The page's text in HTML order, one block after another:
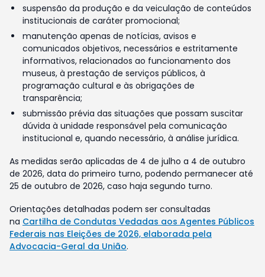
suspensão da produção e da veiculação de conteúdos
institucionais de caráter promocional;
manutenção apenas de notícias, avisos e
comunicados objetivos, necessários e estritamente
informativos, relacionados ao funcionamento dos
museus, à prestação de serviços públicos, à
programação cultural e às obrigações de
transparência;
submissão prévia das situações que possam suscitar
dúvida à unidade responsável pela comunicação
institucional e, quando necessário, à análise jurídica.
As medidas serão aplicadas de 4 de julho a 4 de outubro
de 2026, data do primeiro turno, podendo permanecer até
25 de outubro de 2026, caso haja segundo turno.
Orientações detalhadas podem ser consultadas
na Cartilha de Condutas Vedadas aos Agentes Públicos
Federais nas Eleições de 2026, elaborada pela
Advocacia-Geral da União.